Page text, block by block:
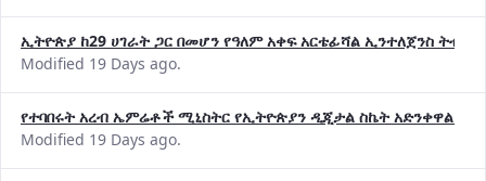
ኢትዮጵያ ከ29 ሀገራት ጋር በመሆን የዓለም አቀፍ አርቴፊሻል ኢንተለጀንስ
Modified 19 Days ago.
የተባበሩት አረብ ኤምሬቶች ሚኒስትር የኢትዮጵያን ዲጂታል ስኬት አድንቀዋል
Modified 19 Days ago.